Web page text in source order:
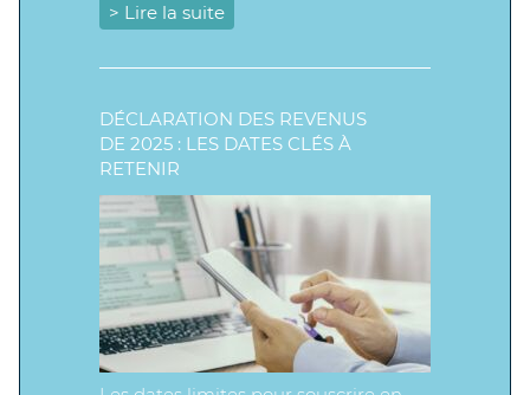
> Lire la suite
DÉCLARATION DES REVENUS
DE 2025 : LES DATES CLÉS À
RETENIR